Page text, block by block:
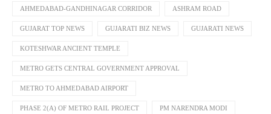
AHMEDABAD-GANDHINAGAR CORRIDOR ASHRAM ROAD
GUJARAT TOP NEWS GUJARATI BIZ NEWS GUJARATI NEWS
KOTESHWAR ANCIENT TEMPLE
METRO GETS CENTRAL GOVERNMENT APPROVAL
METRO TO AHMEDABAD AIRPORT
PHASE 2(A) OF METRO RAIL PROJECT PM NARENDRA MODI